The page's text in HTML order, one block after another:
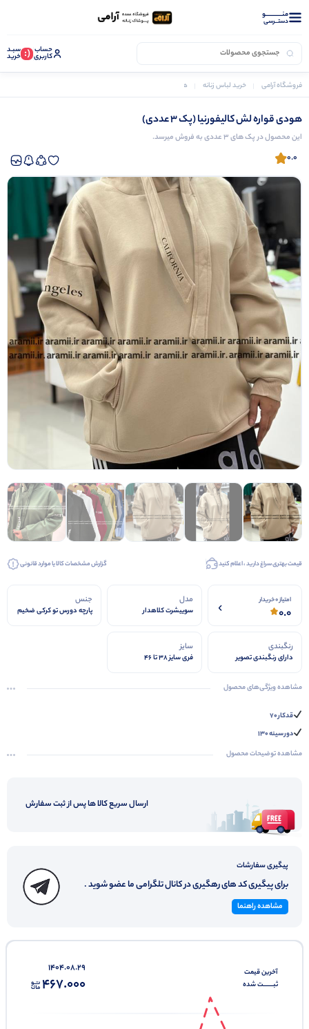
منــــــــــــو
دستــرسی
حساب
کاربری (: سبـد
خرید
فروشگاه آرامی خرید لباس زنانه هودی زنانه
هودی قواره لش کالیفورنیا (پک 3 عددی)
این محصول در پک های 3 عددی به فروش میرسد.
0.0
قیمت بهتری سراغ دارید ، اعلام کنید گزارش مشخصات کالا یا موارد قانونی
امتیاز 0 خریدار
0.0
مدل
سوییشرت کلاهدار
جنس
پارچه دورس تو کرکی ضخیم
رنگبندی
دارای رنگبندی تصویر
سایز
فری سایز 38 تا 46
مشاهده ویژگی‌های محصول
قدکار ۷۰
دور سینه ۱۳۰
مشاهده توضیحات محصول
ارسال سریع کالا ها پس از ثبت سفارش
پیگیری سفارشات
برای پیگیری کد های رهگیری در کانال تلگرامی ما عضو شوید .
مشاهده راهنما
آخرین‌ قیمت
ثبـــــــت‌ شده
1404.08.29
467.000